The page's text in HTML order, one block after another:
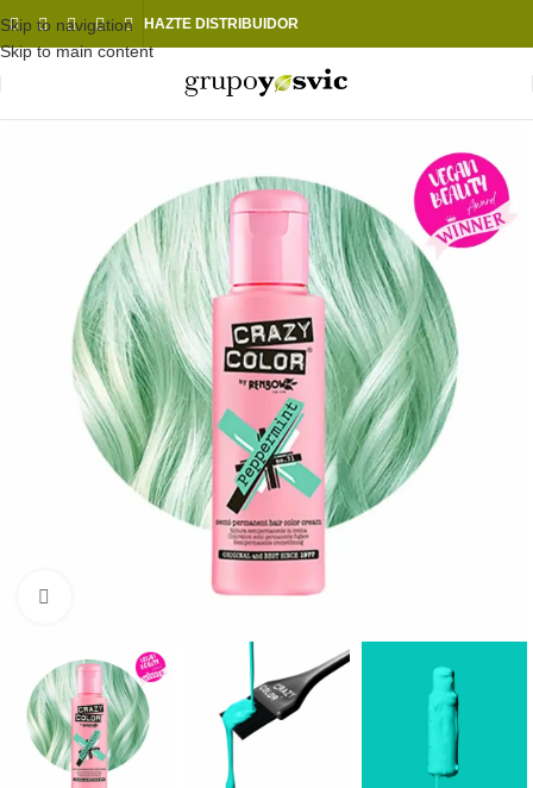
Skip to navigation
Skip to main content
HAZTE DISTRIBUIDOR